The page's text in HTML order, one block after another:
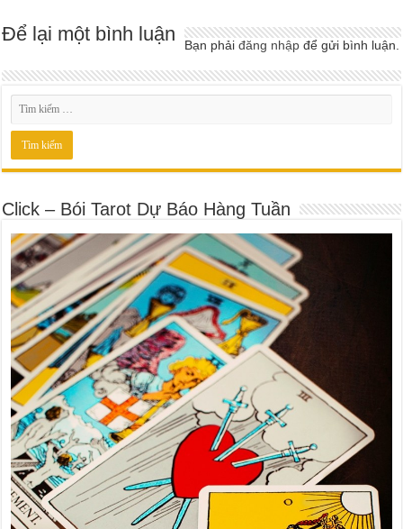
Để lại một bình luận Bạn phảiđăng nhập để gửi bình luận.
Click – Bói Tarot Dự Báo Hàng Tuần